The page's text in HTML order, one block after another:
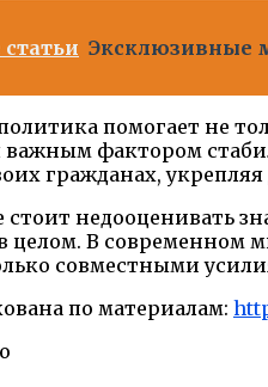
Эксклюзивные
помогает не
важным фактором
гражданах,
недооценивать
целом. В современном
совместными
по материалам: